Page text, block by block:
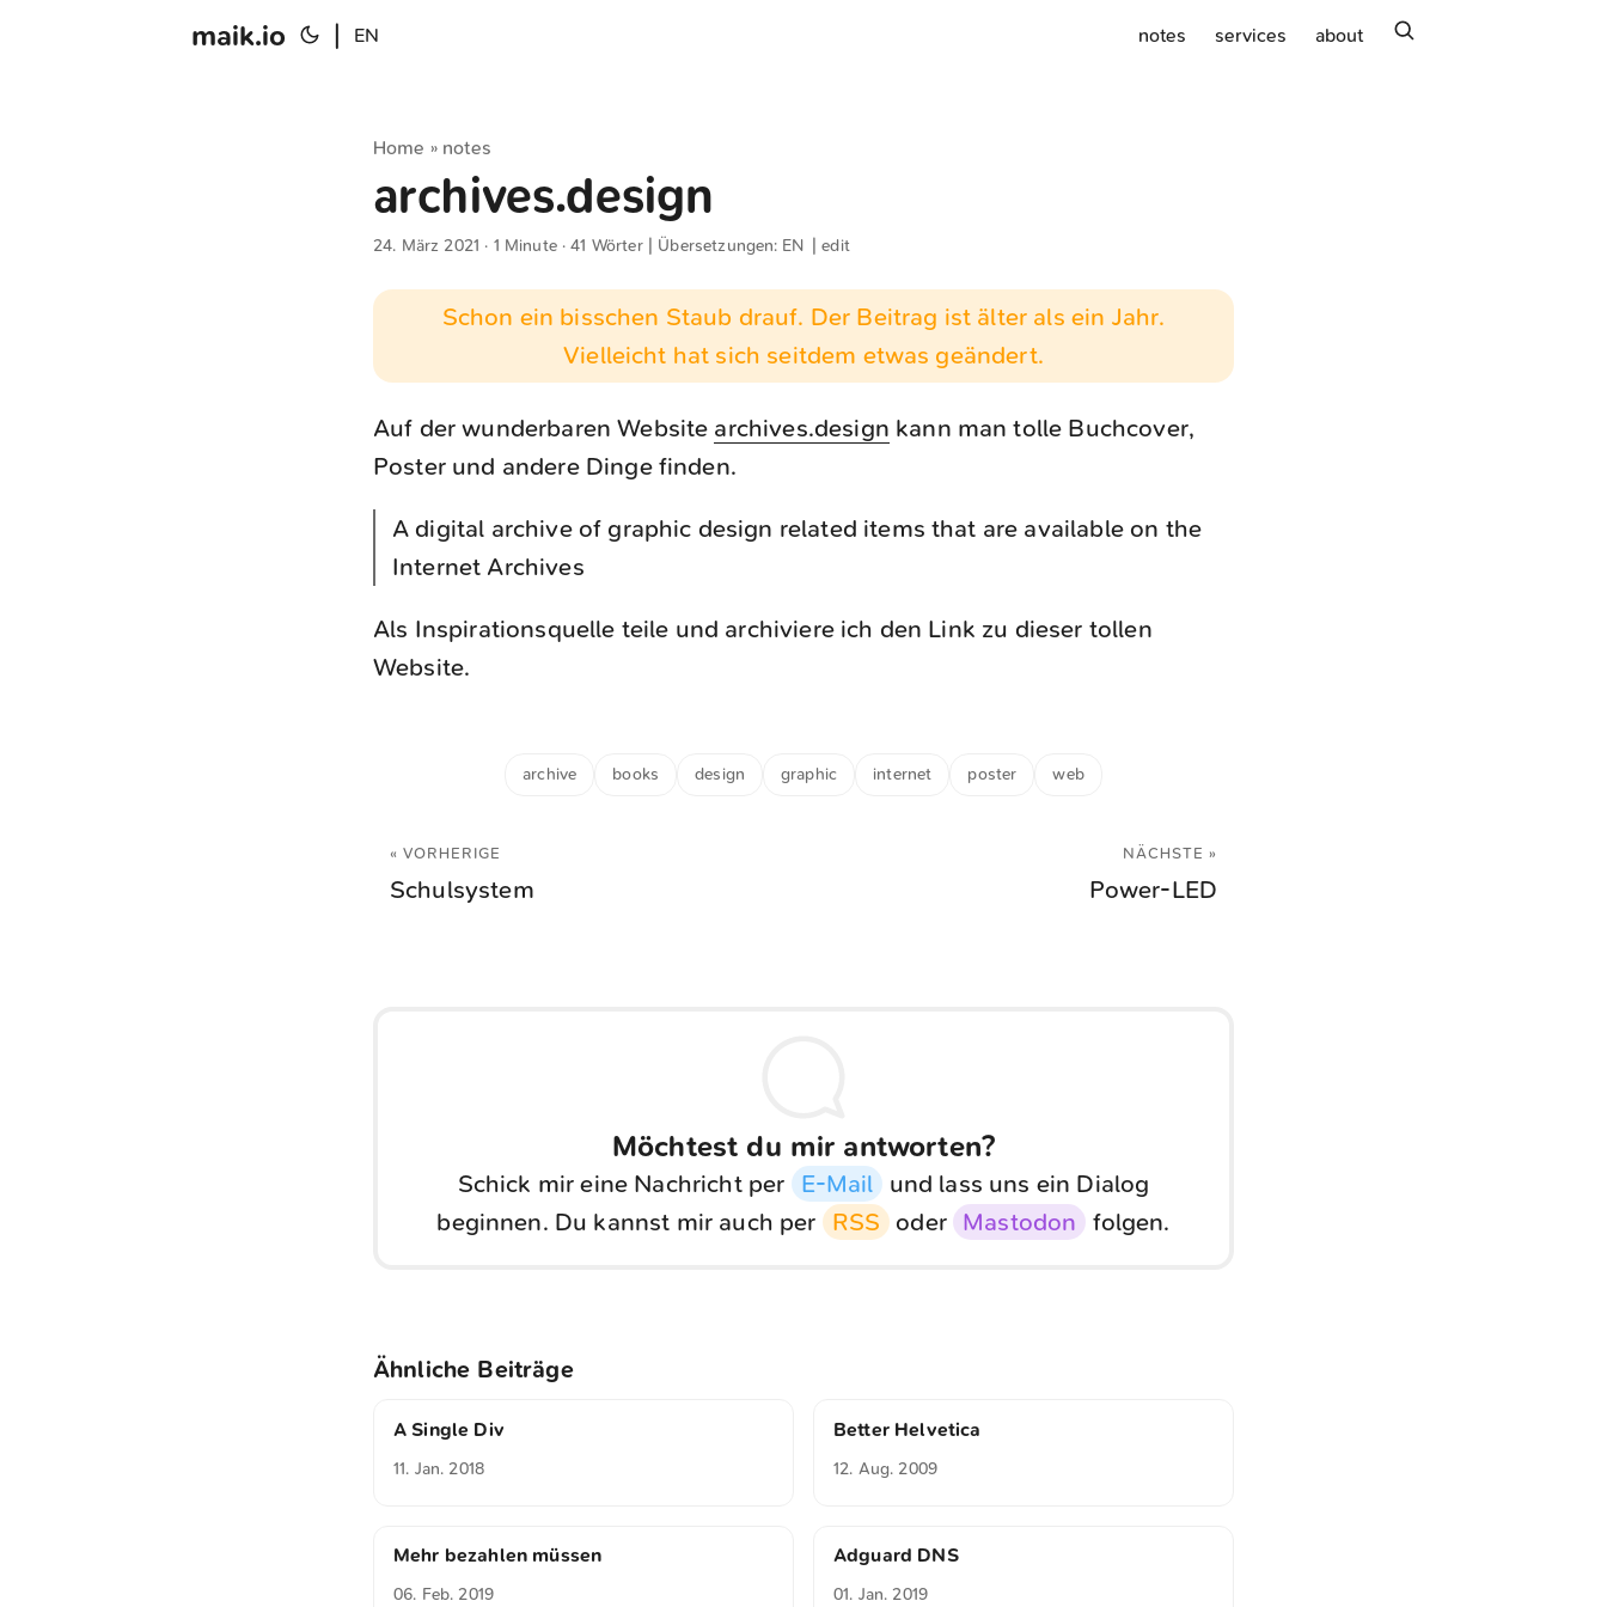
maik.io EN notes services about
Home » notes
archives.design
24. März 2021 · 1 Minute · 41 Wörter | Übersetzungen: EN |edit
Schon ein bisschen Staub drauf. Der Beitrag ist älter als ein Jahr.
Vielleicht hat sich seitdem etwas geändert.
Auf der wunderbaren Website archives.design kann man tolle Buchcover,
Poster und andere Dinge finden.
A digital archive of graphic design related items that are available on the
Internet Archives
Als Inspirationsquelle teile und archiviere ich den Link zu dieser tollen
Website.
archive books design graphic internet poster web
« VORHERIGE
Schulsystem
NÄCHSTE »
Power-LED
Möchtest du mir antworten?
Schick mir eine Nachricht per E-Mail
und lass uns ein Dialog
beginnen. Du kannst mir auch per
RSS oder Mastodon folgen.
Ähnliche Beiträge
A Single Div
11. Jan. 2018
Better Helvetica
12. Aug. 2009
Mehr bezahlen müssen
06. Feb. 2019
Adguard DNS
01. Jan. 2019